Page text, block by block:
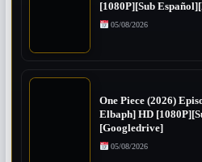
[1080P][Sub
05/08/2026
One Piece (2026)
Elbaph] HD
[Googledrive]
05/08/2026